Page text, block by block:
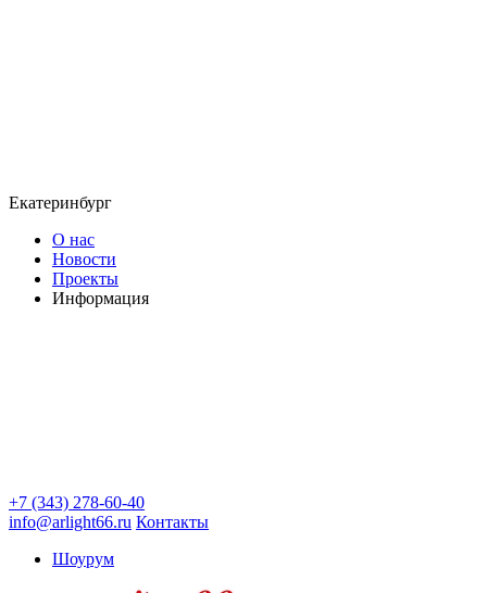
Екатеринбург
О нас
Новости
Проекты
Информация
+7 (343) 278-60-40
info@arlight66.ru Контакты
Шоурум